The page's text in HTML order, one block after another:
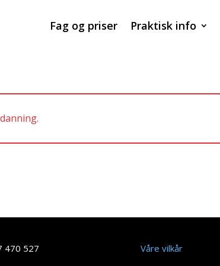
Fag og priser Praktisk info
470 527 Våre vilkår